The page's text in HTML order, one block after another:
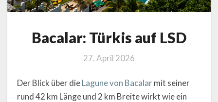
Bacalar: Türkis auf LSD
27. April 2026
Der Blick über dieLagune von Bacalarmit seiner
rund 42 km Länge und 2 km Breite wirkt wie ein